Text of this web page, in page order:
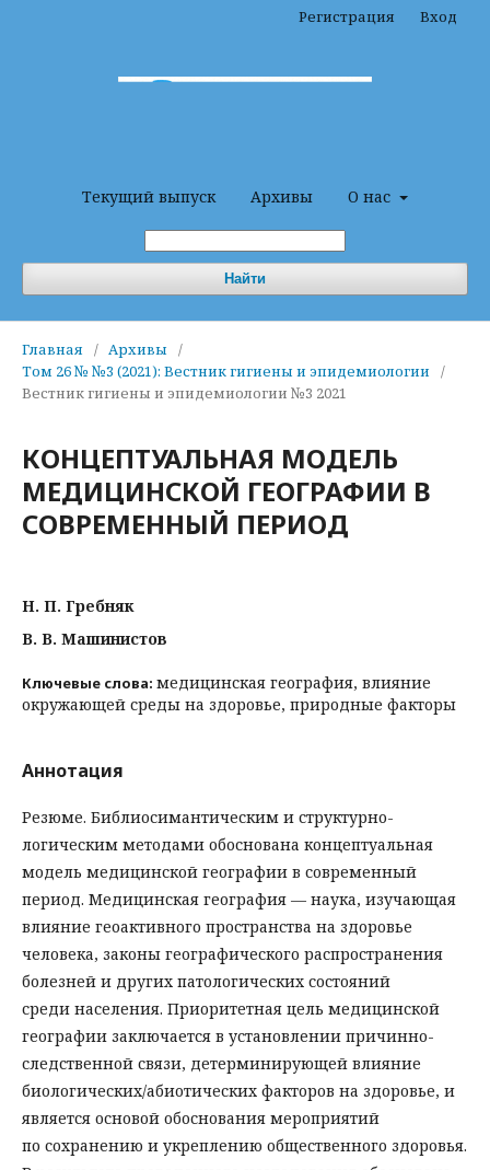
Текущий выпуск Архивы О нас
Найти
Регистрация Вход
Главная / Архивы
/
Том 26 № №3 (2021): Вестник гигиены и эпидемиологии
/
Вестник гигиены и эпидемиологии №3 2021
КОНЦЕПТУАЛЬНАЯ МОДЕЛЬ
МЕДИЦИНСКОЙ ГЕОГРАФИИ В
СОВРЕМЕННЫЙ ПЕРИОД
Н. П. Гребняк
В. В. Машинистов
Ключевые слова: медицинская география, влияние
окружающей среды на здоровье, природные факторы
Аннотация
Резюме. Библиосимантическим и структурно-
логическим методами обоснована концептуальная
модель медицинской географии в современный
период. Медицинская география — наука, изучающая
влияние геоактивного пространства на здоровье
человека, законы географического распространения
болезней и других патологических состояний
среди населения. Приоритетная цель медицинской
географии заключается в установлении причинно-
следственной связи, детерминирующей влияние
биологических/абиотических факторов на здоровье, и
является основой обоснования мероприятий
по сохранению и укреплению общественного здоровья.